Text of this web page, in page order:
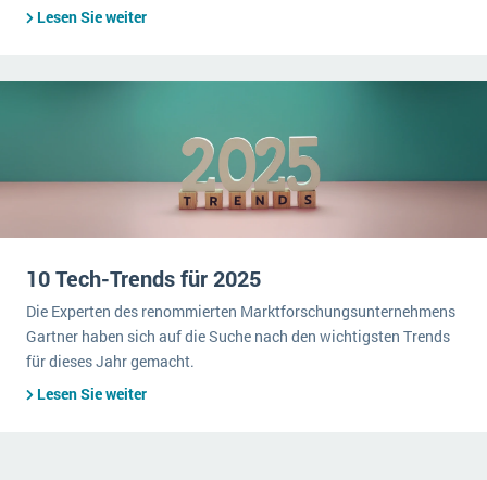
Lesen Sie weiter
10 Tech-Trends für 2025
Die Experten des renommierten Marktforschungsunternehmens
Gartner haben sich auf die Suche nach den wichtigsten Trends
für dieses Jahr gemacht.
Lesen Sie weiter